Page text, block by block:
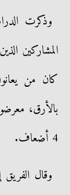
وذكرت
بالأرق،
4 أضعاف.
وقال الفريق